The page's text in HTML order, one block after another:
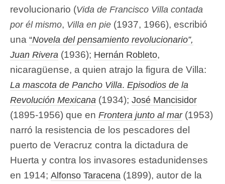
revolucionario (Vida de Francisco Villa contada
por él mismo, Villa en pie (1937, 1966), escribió
una “Novela del pensamiento revolucionario”,
Juan Rivera (1936); Hernán Robleto,
nicaragüense, a quien atrajo la figura de Villa:
La mascota de Pancho Villa. Episodios de la
Revolución Mexicana (1934); José Mancisidor
(1895-1956) que en Frontera junto al mar(1953)
narró la resistencia de los pescadores del
puerto de Veracruz contra la dictadura de
Huerta y contra los invasores estadunidenses
en 1914; Alfonso Taracena (1899), autor de la